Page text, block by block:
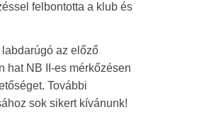
felbontotta a klub és
labdarúgó az előző
hat NB II-es mérkőzésen
További
sok sikert kívánunk!